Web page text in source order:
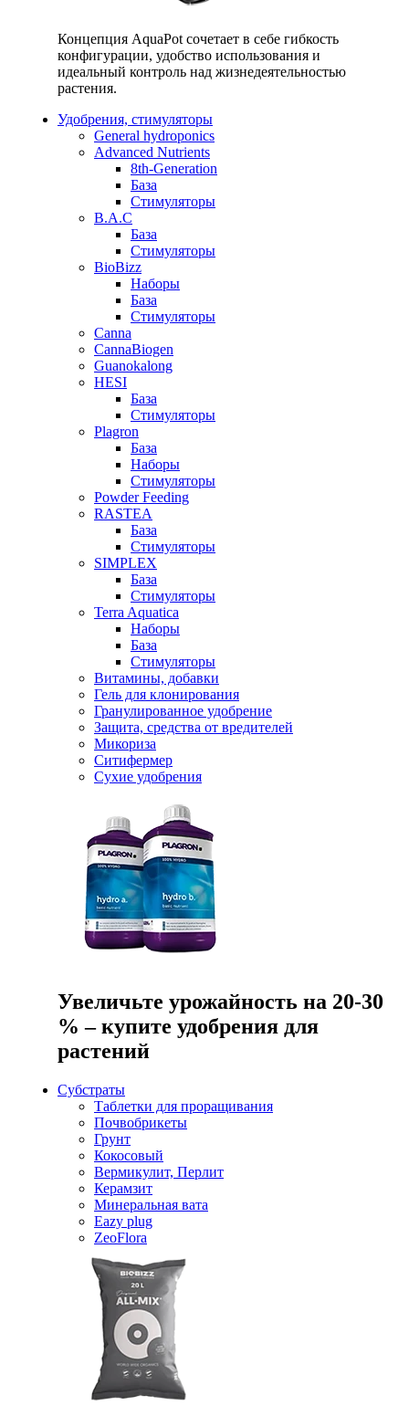
Концепция AquaPot сочетает в себе гибкость
конфигурации, удобство использования и
идеальный контроль над жизнедеятельностью
растения.
Удобрения, стимуляторы
General hydroponics
Advanced Nutrients
8th-Generation
База
Стимуляторы
B.A.C
База
Стимуляторы
BioBizz
Наборы
База
Стимуляторы
Canna
CannaBiogen
Guanokalong
HESI
База
Стимуляторы
Plagron
База
Наборы
Стимуляторы
Powder Feeding
RASTEA
База
Стимуляторы
SIMPLEX
База
Стимуляторы
Terra Aquatica
Наборы
База
Стимуляторы
Витамины, добавки
Гель для клонирования
Гранулированное удобрение
Защита, средства от вредителей
Микориза
Ситифермер
Сухие удобрения
Увеличьте урожайность на 20-30
% – купите удобрения для
растений
Субстраты
Таблетки для проращивания
Почвобрикеты
Грунт
Кокосовый
Вермикулит, Перлит
Керамзит
Минеральная вата
Eazy plug
ZeoFlora